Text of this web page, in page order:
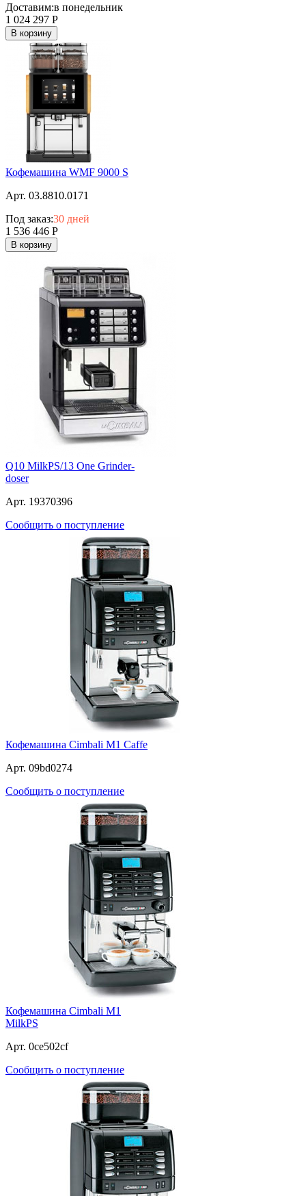
Доставим:в понедельник
1 024 297 Р
В корзину
Кофемашина WMF 9000 S
Арт. 03.8810.0171
Под заказ:30 дней
1 536 446 Р
В корзину
Q10 MilkPS/13 One Grinder-
doser
Арт. 19370396
Сообщить о поступление
Кофемашина Cimbali M1 Caffe
Арт. 09bd0274
Сообщить о поступление
Кофемашина Cimbali M1
MilkPS
Арт. 0ce502cf
Сообщить о поступление